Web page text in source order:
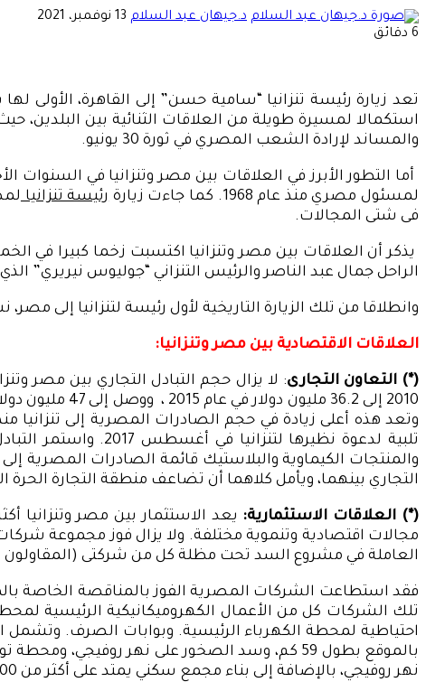
د.جيهان عبد السلام أرسل
13 نوفمبر، 2021
6 دقائق
والمساند لإرادة الشعب المصري في ثورة 30 يونيو.
لمسئول مصري منذ عام 1968. كما جاءت زيارة
رئيسة تنزانيا
فى شتى المجالات.
يذكر أن العلاقات بين مصر وتنزانيا اكتسبت زخما كبيرا في
الراحل جمال عبد الناصر والرئيس التنزاني “جوليوس نيريري”
وانطلاقا من تلك الزيارة التاريخية لأول رئيسة لتنزانيا إلى
العلاقات الاقتصادية بين مصر وتنزانيا:
(*) التعاون التجارى
والمنتجات الكيماوية والبلاستيك قائمة الصادرات المصرية إلى
التجاري بينهما، ويأمل كلاهما أن تضاعف منطقة التجارة الحرة القارية الأفريقية، التي دخلت
(*) العلاقات الاستثمارية: يعد الاستثمار بين مصر وتنزانيا
العاملة في مشروع السد تحت مظلة كل من شركتى (المقاولون العرب والسويدي إليكتريك) نحو
نهر روفيجي، بالإضافة إلى بناء مجمع سكني يمتد على أكثر من 19000 متر مربع لسكن الموظفين. ومن المتوقع أن يتم الانتهاء من السد بحلول عام 2022 بتكلفة 2.9 مليار دولار أمريكي.